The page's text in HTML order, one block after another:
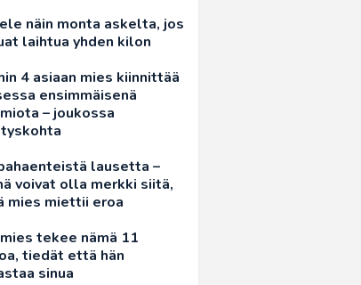
näin monta askelta, jos
laihtua yhden kilon
4 asiaan mies kiinnittää
ensimmäisenä
– joukossa
lausetta –
voivat olla merkki siitä,
mies miettii eroa
tekee nämä 11
tiedät että hän
sinua